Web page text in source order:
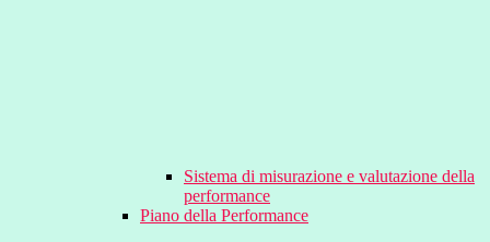
Sistema di misurazione e valutazione della
performance
Piano della Performance